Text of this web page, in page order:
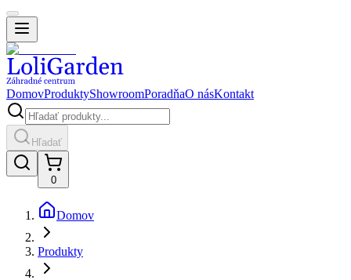
DomovProduktyShowroomPoradňaO násKontakt
Hľadať
0
Domov
Produkty